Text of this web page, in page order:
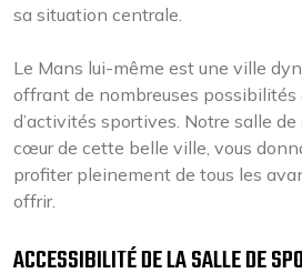
sa situation centrale.
Le Mans lui-même est une ville
offrant de nombreuses possibilités
d’activités sportives. Notre salle
cœur de cette belle ville, vous
profiter pleinement de tous les
offrir.
ACCESSIBILITÉ DE LA SALLE DE